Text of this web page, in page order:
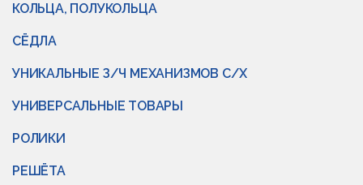
КОЛЬЦА, ПОЛУКОЛЬЦА
СЁДЛА
УНИКАЛЬНЫЕ З/Ч МЕХАНИЗМОВ С/Х
УНИВЕРСАЛЬНЫЕ ТОВАРЫ
РОЛИКИ
РЕШЁТА